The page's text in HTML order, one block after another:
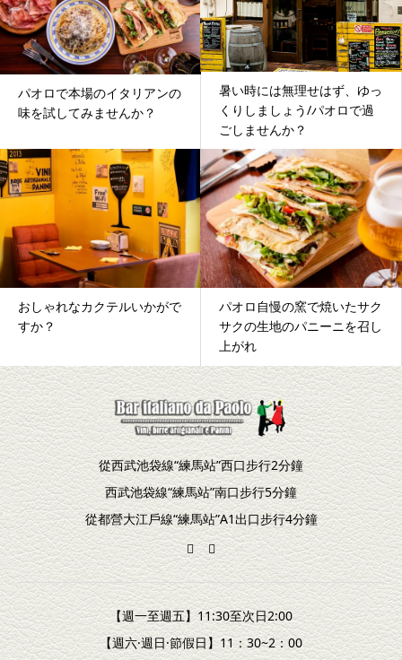
パオロで本場のイタリアンの
味を試してみませんか？
暑い時には無理せはず、ゆっ
くりしましょう/パオロで過
ごしませんか？
おしゃれなカクテルいかがで
すか？
パオロ自慢の窯で焼いたサク
サクの生地のパニーニを召し
上がれ
從西武池袋線“練馬站”西口步行2分鐘
西武池袋線“練馬站”南口步行5分鐘
從都營大江戶線“練馬站”A1出口步行4分鐘
【週一至週五】11:30至次日2:00
【週六·週日·節假日】11：30~2：00